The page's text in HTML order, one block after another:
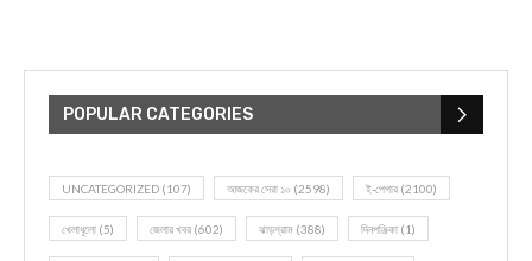
POPULAR CATEGORIES
UNCATEGORIZED (107) আজকের সেরা ১০ (2598) ই-পেপার (2100)
খেলাধূলো (5) জেলার খবর (602) ঝাড়গ্রাম (388) দিনপঞ্জিকা (1)